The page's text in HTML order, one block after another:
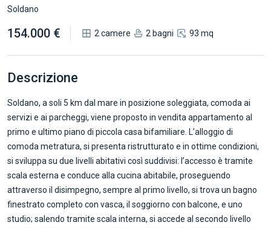
Soldano
154.000 € 2 camere 2 bagni 93 mq
Descrizione
Soldano, a soli 5 km dal mare in posizione soleggiata, comoda ai
servizi e ai parcheggi, viene proposto in vendita appartamento al
primo e ultimo piano di piccola casa bifamiliare. L’alloggio di
comoda metratura, si presenta ristrutturato e in ottime condizioni,
si sviluppa su due livelli abitativi così suddivisi: l’accesso è tramite
scala esterna e conduce alla cucina abitabile, proseguendo
attraverso il disimpegno, sempre al primo livello, si trova un bagno
finestrato completo con vasca, il soggiorno con balcone, e uno
studio; salendo tramite scala interna, si accede al secondo livello